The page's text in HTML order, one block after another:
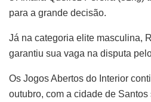
para a grande decisão.
Já na categoria elite masculina,
garantiu sua vaga na disputa
Os Jogos Abertos do Interior
outubro, com a cidade de